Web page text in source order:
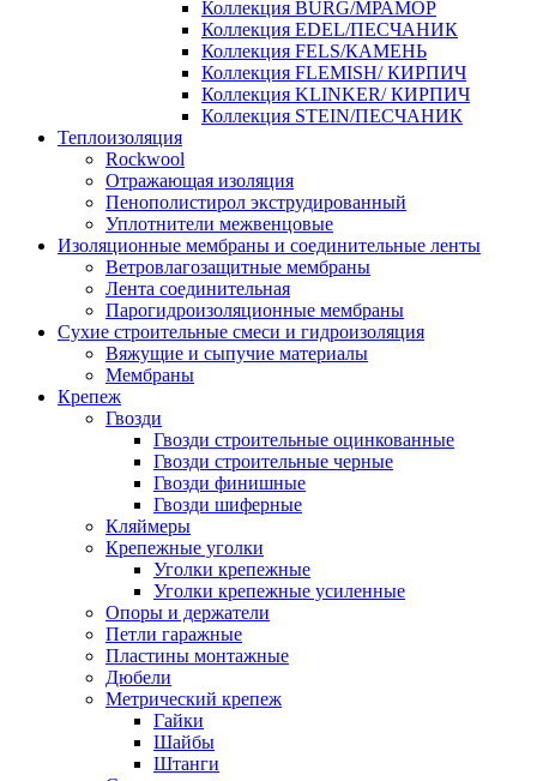
Коллекция BURG/МРАМОР
Коллекция EDEL/ПЕСЧАНИК
Коллекция FELS/КАМЕНЬ
Коллекция FLEMISH/ КИРПИЧ
Коллекция KLINKER/ КИРПИЧ
Коллекция STEIN/ПЕСЧАНИК
Теплоизоляция
Rockwool
Отражающая изоляция
Пенополистирол экструдированный
Уплотнители межвенцовые
Изоляционные мембраны и соединительные ленты
Ветровлагозащитные мембраны
Лента соединительная
Парогидроизоляционные мембраны
Сухие строительные смеси и гидроизоляция
Вяжущие и сыпучие материалы
Мембраны
Крепеж
Гвозди
Гвозди строительные оцинкованные
Гвозди строительные черные
Гвозди финишные
Гвозди шиферные
Кляймеры
Крепежные уголки
Уголки крепежные
Уголки крепежные усиленные
Опоры и держатели
Петли гаражные
Пластины монтажные
Дюбели
Метрический крепеж
Гайки
Шайбы
Штанги